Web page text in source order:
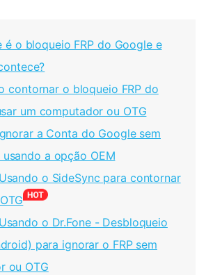
é o bloqueio FRP do Google e
contornar o bloqueio FRP do
um computador ou OTG
a Conta do Google sem
usando a opção OEM
o SideSync para contornar
o Dr.Fone - Desbloqueio
para ignorar o FRP sem
ou OTG